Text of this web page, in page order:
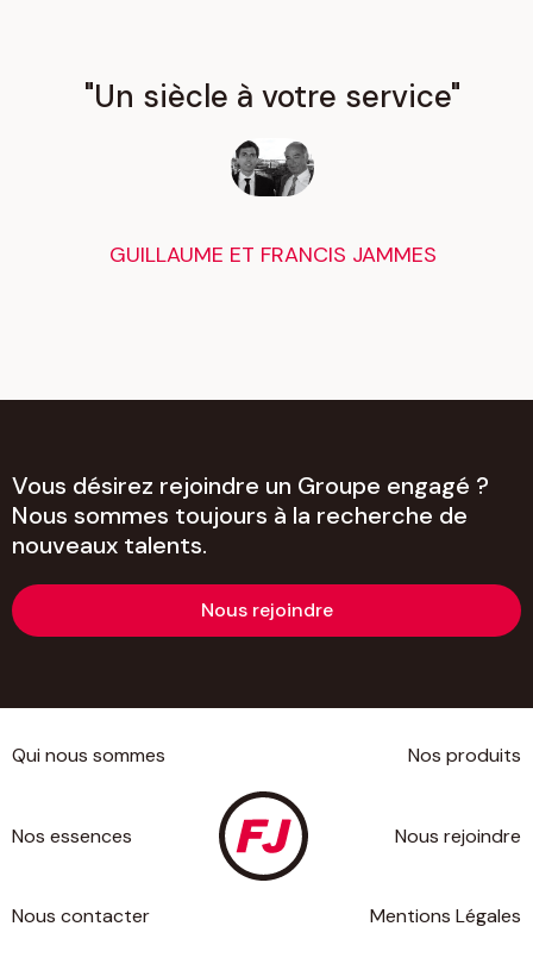
"Un siècle à votre service"
GUILLAUME ET FRANCIS JAMMES​
Vous désirez rejoindre un Groupe engagé ?
Nous sommes toujours à la recherche de
nouveaux talents.
Nous rejoindre
Qui nous sommes Nos produits
Nos essences Nous rejoindre
Nous contacter Mentions Légales